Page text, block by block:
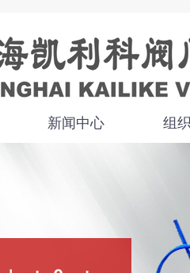
新闻中心 组